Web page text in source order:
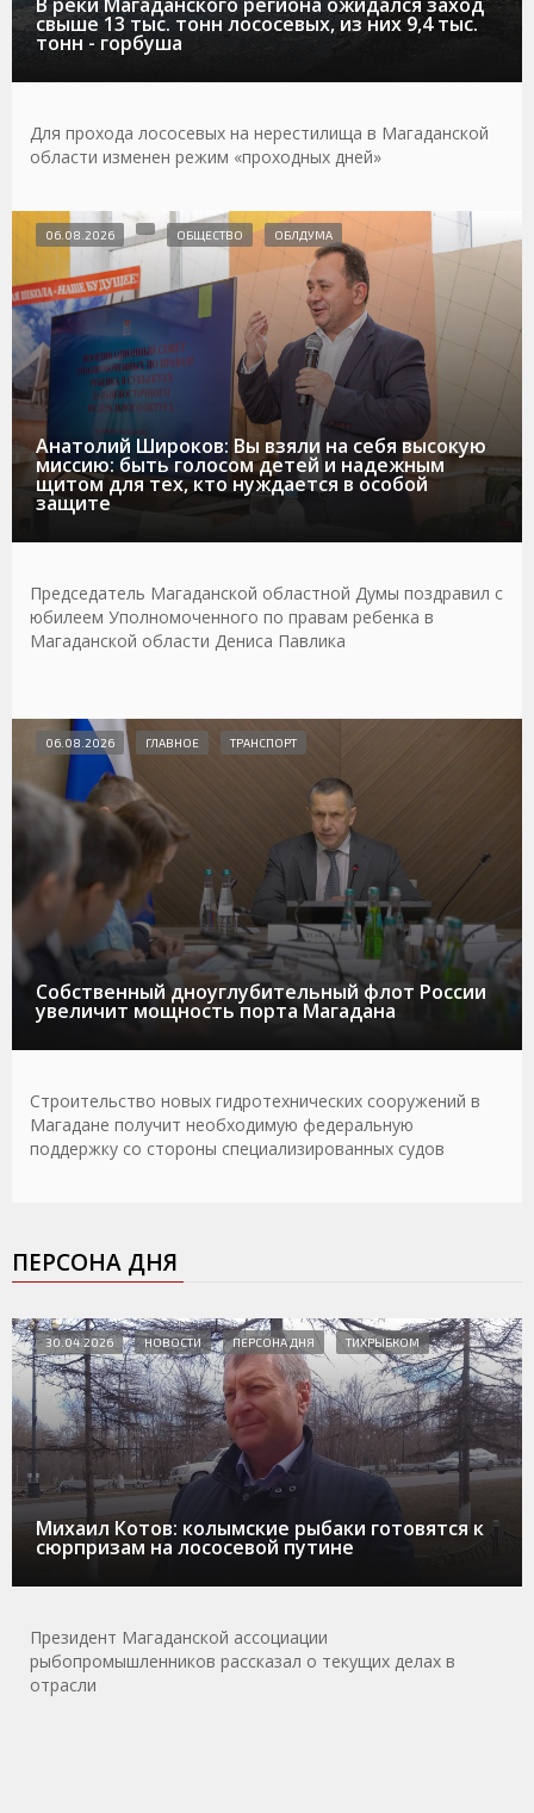
свыше 13 тыс. тонн лососевых, из них 9,4 тыс.
тонн - горбуша
Для прохода лососевых на нерестилища в Магаданской
области изменен режим «проходных дней»
Анатолий Широков: Вы взяли на себя высокую
миссию: быть голосом детей и надежным
щитом для тех, кто нуждается в особой
защите
06.08.2026 ОБЩЕСТВО ОБЛДУМА
Председатель Магаданской областной Думы поздравил с
юбилеем Уполномоченного по правам ребенка в
Магаданской области Дениса Павлика
Собственный дноуглубительный флот России
увеличит мощность порта Магадана
06.08.2026 ГЛАВНОЕ ТРАНСПОРТ
Строительство новых гидротехнических сооружений в
Магадане получит необходимую федеральную
поддержку со стороны специализированных судов
ПЕРСОНА ДНЯ
Михаил Котов: колымские рыбаки готовятся к
сюрпризам на лососевой путине
30.04.2026 НОВОСТИ ПЕРСОНА ДНЯ ТИХРЫБКОМ
Президент Магаданской ассоциации
рыбопромышленников рассказал о текущих делах в
отрасли